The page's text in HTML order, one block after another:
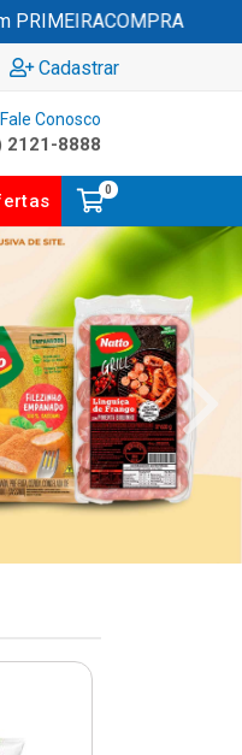
Cadastrar
Fale Conosco
2121-8888
0